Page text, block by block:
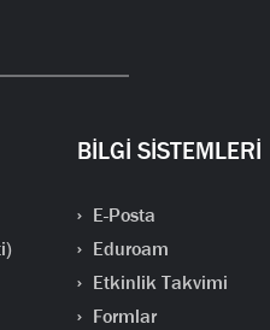
BİLGİ SİSTEMLERİ
E-Posta
Eduroam
Etkinlik Takvimi
Formlar